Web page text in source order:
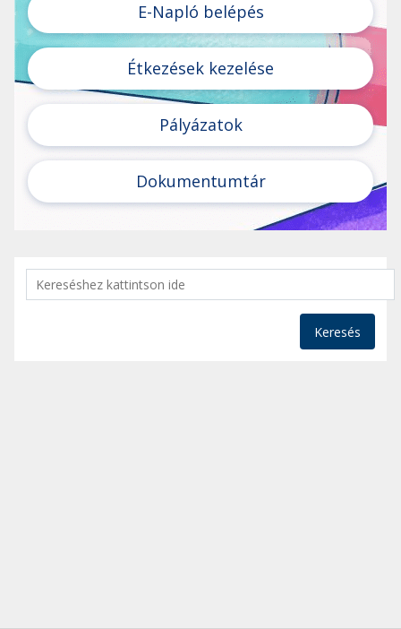
E-Napló belépés
Étkezések kezelése
Pályázatok
Dokumentumtár
Keresés